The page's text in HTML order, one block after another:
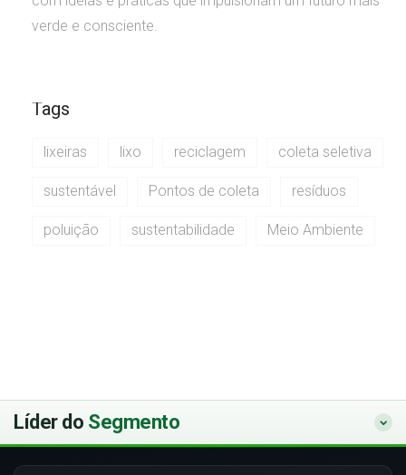
verde e consciente.
Tags
lixeiras lixo reciclagem coleta seletiva
sustentável Pontos de coleta resíduos
poluição sustentabilidade Meio Ambiente
Líder do Segmento